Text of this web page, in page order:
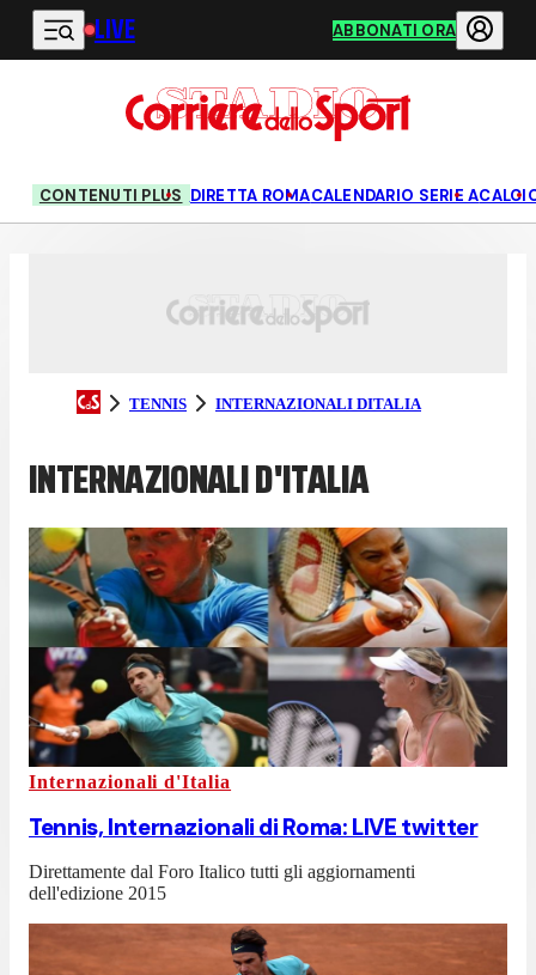
Vai al contenuto principale
LIVE ABBONATI ORA
CONTENUTI PLUS DIRETTA ROMACALENDARIO SERIE A
TENNIS INTERNAZIONALI DITALIA
INTERNAZIONALI D'ITALIA
Internazionali d'Italia
Tennis, Internazionali di Roma: LIVE twitter
Direttamente dal Foro Italico tutti gli aggiornamenti
dell'edizione 2015